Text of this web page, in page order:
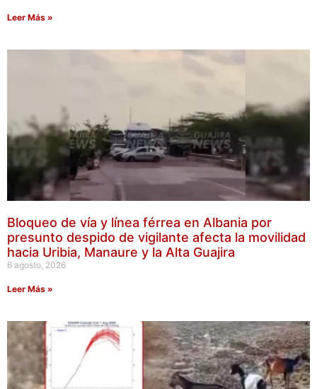
Leer Más »
Bloqueo de vía y línea férrea en Albania por
presunto despido de vigilante afecta la movilidad
hacia Uribia, Manaure y la Alta Guajira
6 agosto, 2026
Leer Más »